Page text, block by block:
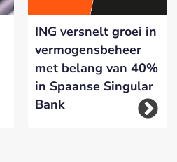
ING versnelt groei in
vermogensbeheer
met belang van 40%
in Spaanse Singular
Bank